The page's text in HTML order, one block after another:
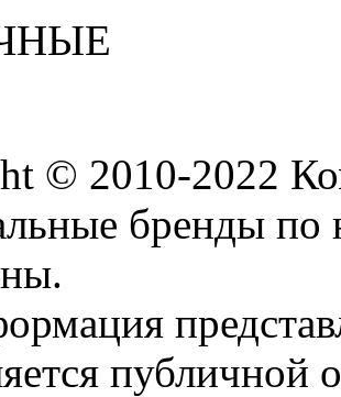
© 2010-2022
бренды по
публичной